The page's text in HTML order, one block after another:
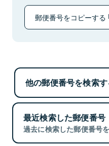
郵便番号をコピーする
他の郵便番号を検索す
最近検索した郵便番号
過去に検索した郵便番号